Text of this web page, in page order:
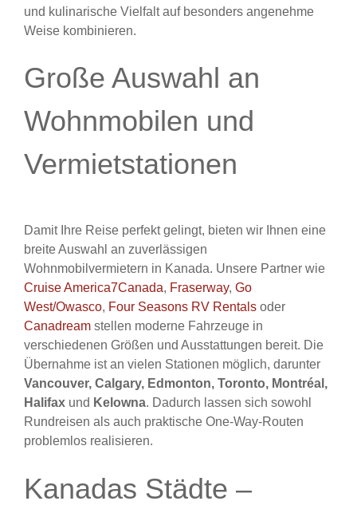
und kulinarische Vielfalt auf besonders angenehme
Weise kombinieren.
Große Auswahl an
Wohnmobilen und
Vermietstationen
Damit Ihre Reise perfekt gelingt, bieten wir Ihnen eine
breite Auswahl an zuverlässigen
Wohnmobilvermietern in Kanada. Unsere Partner wie
Cruise America7Canada, Fraserway, Go
West/Owasco, Four Seasons RV Rentals oder
Canadream stellen moderne Fahrzeuge in
verschiedenen Größen und Ausstattungen bereit. Die
Übernahme ist an vielen Stationen möglich, darunter
Vancouver, Calgary, Edmonton, Toronto, Montréal,
Halifax und Kelowna. Dadurch lassen sich sowohl
Rundreisen als auch praktische One‑Way‑Routen
problemlos realisieren.
Kanadas Städte –